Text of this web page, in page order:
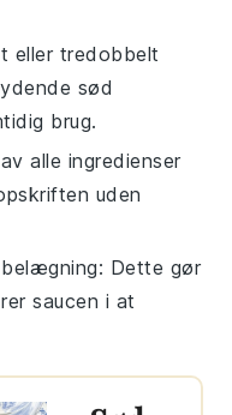
eller tredobbelt
sød
brug.
alle ingredienser
uden
: Dette gør
saucen i at